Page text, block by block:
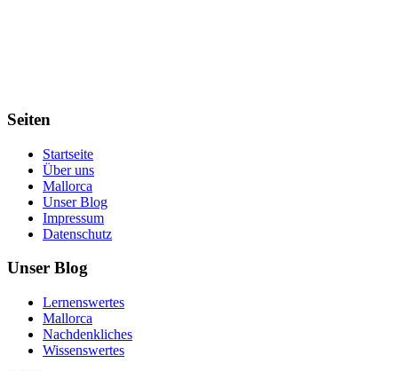
Seiten
Startseite
Über uns
Mallorca
Unser Blog
Impressum
Datenschutz
Unser Blog
Lernenswertes
Mallorca
Nachdenkliches
Wissenswertes